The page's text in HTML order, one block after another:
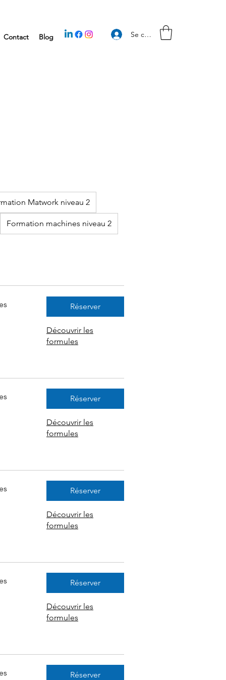
Contact Blog Se connecter
Matwork niveau 2
Formation machines niveau 2
Réserver
Découvrir les
formules
Réserver
Découvrir les
formules
Réserver
Découvrir les
formules
Réserver
Découvrir les
formules
Réserver